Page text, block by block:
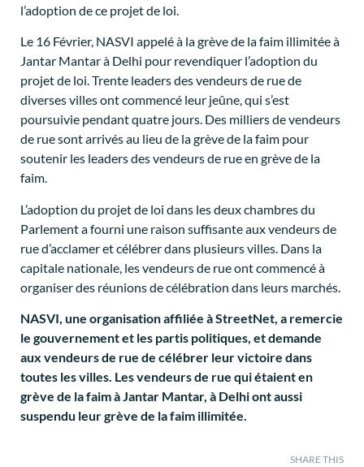
l’adoption de ce projet de loi.
Le 16 Février, NASVI appelé à la grève de la faim illimitée à
Jantar Mantar à Delhi pour revendiquer l’adoption du
projet de loi. Trente leaders des vendeurs de rue de
diverses villes ont commencé leur jeûne, qui s’est
poursuivie pendant quatre jours. Des milliers de vendeurs
de rue sont arrivés au lieu de la grève de la faim pour
soutenir les leaders des vendeurs de rue en grève de la
faim.
L’adoption du projet de loi dans les deux chambres du
Parlement a fourni une raison suffisante aux vendeurs de
rue d’acclamer et célébrer dans plusieurs villes. Dans la
capitale nationale, les vendeurs de rue ont commencé à
organiser des réunions de célébration dans leurs marchés.
NASVI, une organisation affiliée à StreetNet, a remercie
le gouvernement et les partis politiques, et demande
aux vendeurs de rue de célébrer leur victoire dans
toutes les villes. Les vendeurs de rue qui étaient en
grève de la faim à Jantar Mantar, à Delhi ont aussi
suspendu leur grève de la faim illimitée.
SHARE THIS